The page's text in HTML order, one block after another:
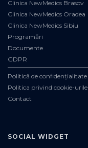
Clinica NewMedics Brasov
Clinica NewMedics Oradea
Clinica NewMedics Sibiu
Programări
Documente
GDPR
Politică de confidențialitate
Politica privind cookie-urile
Contact
SOCIAL WIDGET